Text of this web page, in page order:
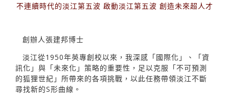
不連續時代的淡江第五波 啟動淡江第五波 創造未來超人才
創辦人張建邦博士
淡江從1950年英專創校以來，我深感「國際化」、「資
訊化」與「未來化」策略的重要性，足以克服「不可預測
的狐狸世紀」所帶來的各項挑戰，以此任務帶領淡江不斷
尋找新的S形曲線。